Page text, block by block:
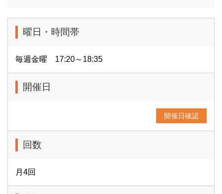
曜日・時間帯
毎週金曜 17:20～18:35
開催日
開催日確認
回数
月4回